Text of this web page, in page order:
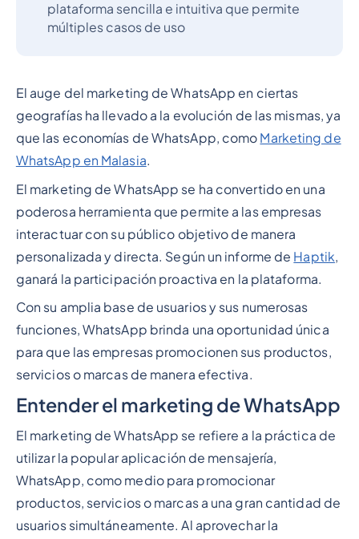
plataforma sencilla e intuitiva que permite
múltiples casos de uso
El auge del marketing de WhatsApp en ciertas
geografías ha llevado a la evolución de las mismas, ya
que las economías de WhatsApp, como Marketing de
WhatsApp en Malasia.
El marketing de WhatsApp se ha convertido en una
poderosa herramienta que permite a las empresas
interactuar con su público objetivo de manera
personalizada y directa. Según un informe de Haptik,
ganará la participación proactiva en la plataforma.
Con su amplia base de usuarios y sus numerosas
funciones, WhatsApp brinda una oportunidad única
para que las empresas promocionen sus productos,
servicios o marcas de manera efectiva.
Entender el marketing de WhatsApp
El marketing de WhatsApp se refiere a la práctica de
utilizar la popular aplicación de mensajería,
WhatsApp, como medio para promocionar
productos, servicios o marcas a una gran cantidad de
usuarios simultáneamente. Al aprovechar la